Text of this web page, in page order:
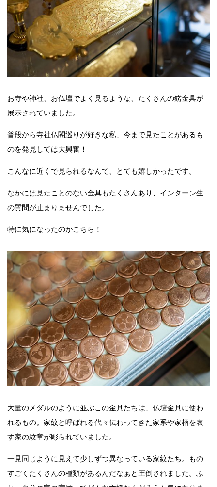
お寺や神社、お仏壇でよく見るような、たくさんの錺金具が
展示されていました。
普段から寺社仏閣巡りが好きな私、今まで見たことがあるも
のを発見しては大興奮！
こんなに近くで見られるなんて、とても嬉しかったです。
なかには見たことのない金具もたくさんあり、インターン生
の質問が止まりませんでした。
特に気になったのがこちら！
大量のメダルのように並ぶこの金具たちは、仏壇金具に使わ
れるもの。家紋と呼ばれる代々伝わってきた家系や家柄を表
す家の紋章が彫られていました。
一見同じように見えて少しずつ異なっている家紋たち。もの
すごくたくさんの種類があるんだなぁと圧倒されました。ふ